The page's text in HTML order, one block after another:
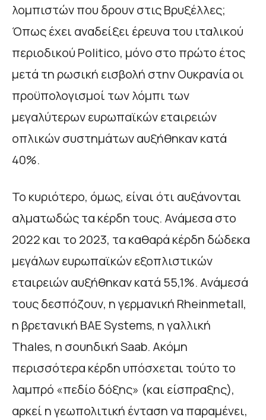
λομπιστών που δρουν στις Βρυξέλλες;
Όπως έχει αναδείξει έρευνα του ιταλικού
περιοδικού Politico, μόνο στο πρώτο έτος
μετά τη ρωσική εισβολή στην Ουκρανία οι
προϋπολογισμοί των λόμπι των
μεγαλύτερων ευρωπαϊκών εταιρειών
οπλικών συστημάτων αυξήθηκαν κατά
40%.
Το κυριότερο, όμως, είναι ότι αυξάνονται
αλματωδώς τα κέρδη τους. Ανάμεσα στο
2022 και το 2023, τα καθαρά κέρδη δώδεκα
μεγάλων ευρωπαϊκών εξοπλιστικών
εταιρειών αυξήθηκαν κατά 55,1%. Ανάμεσά
τους δεσπόζουν, η γερμανική Rheinmetall,
η βρετανική BΑΕ Systems, η γαλλική
Thales, η σουηδική Saab. Ακόμη
περισσότερα κέρδη υπόσχεται τούτο το
λαμπρό «πεδίο δόξης» (και είσπραξης),
αρκεί η γεωπολιτική ένταση να παραμένει,